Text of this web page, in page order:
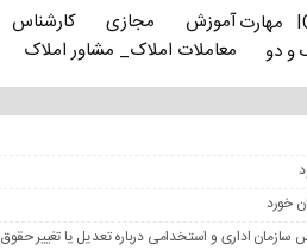
آموزش مجازی ICDL مهارت
و دو
آموزش مجازی کارشناس
معاملات املاک_ مشاور املاک
اداری و استخدامی درباره تعدیل یا تغییر حقوق